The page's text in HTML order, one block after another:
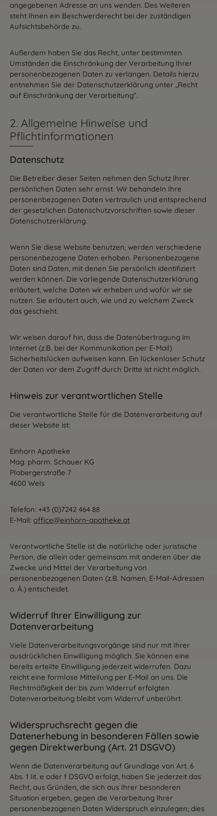
angegebenen Adresse an uns wenden. Des Weiteren
steht Ihnen ein Beschwerderecht bei der zuständigen
Aufsichtsbehörde zu.
Außerdem haben Sie das Recht, unter bestimmten
Umständen die Einschränkung der Verarbeitung Ihrer
personenbezogenen Daten zu verlangen. Details hierzu
entnehmen Sie der Datenschutzerklärung unter „Recht
auf Einschränkung der Verarbeitung“.
2. Allgemeine Hinweise und
Pflichtinformationen
Datenschutz
Die Betreiber dieser Seiten nehmen den Schutz Ihrer
persönlichen Daten sehr ernst. Wir behandeln Ihre
personenbezogenen Daten vertraulich und entsprechend
der gesetzlichen Datenschutzvorschriften sowie dieser
Datenschutzerklärung.
Wenn Sie diese Website benutzen, werden verschiedene
personenbezogene Daten erhoben. Personenbezogene
Daten sind Daten, mit denen Sie persönlich identifiziert
werden können. Die vorliegende Datenschutzerklärung
erläutert, welche Daten wir erheben und wofür wir sie
nutzen. Sie erläutert auch, wie und zu welchem Zweck
das geschieht.
Wir weisen darauf hin, dass die Datenübertragung im
Internet (z.B. bei der Kommunikation per E-Mail)
Sicherheitslücken aufweisen kann. Ein lückenloser Schutz
der Daten vor dem Zugriff durch Dritte ist nicht möglich.
Hinweis zur verantwortlichen Stelle
Die verantwortliche Stelle für die Datenverarbeitung auf
dieser Website ist:
Einhorn Apotheke
Mag. pharm. Schauer KG
Plobergerstraße 7
4600 Wels
Telefon: +43 (0)7242 464 88
E-Mail: office@einhorn-apotheke.at
Verantwortliche Stelle ist die natürliche oder juristische
Person, die allein oder gemeinsam mit anderen über die
Zwecke und Mittel der Verarbeitung von
personenbezogenen Daten (z.B. Namen, E-Mail-Adressen
o. Ä.) entscheidet.
Widerruf Ihrer Einwilligung zur
Datenverarbeitung
Viele Datenverarbeitungsvorgänge sind nur mit Ihrer
ausdrücklichen Einwilligung möglich. Sie können eine
bereits erteilte Einwilligung jederzeit widerrufen. Dazu
reicht eine formlose Mitteilung per E-Mail an uns. Die
Rechtmäßigkeit der bis zum Widerruf erfolgten
Datenverarbeitung bleibt vom Widerruf unberührt.
Widerspruchsrecht gegen die
Datenerhebung in besonderen Fällen sowie
gegen Direktwerbung (Art. 21 DSGVO)
Wenn die Datenverarbeitung auf Grundlage von Art. 6
Abs. 1 lit. e oder f DSGVO erfolgt, haben Sie jederzeit das
Recht, aus Gründen, die sich aus Ihrer besonderen
Situation ergeben, gegen die Verarbeitung Ihrer
personenbezogenen Daten Widerspruch einzulegen; dies